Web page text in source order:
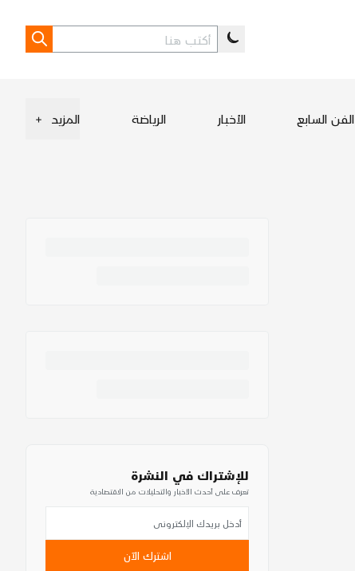
الفن السابع الأخبار الرياضة المزيد +
للإشتراك في النشرة
تعرف على أحدث الأخبار والتحليلات من الاقتصادية
اشترك الآن